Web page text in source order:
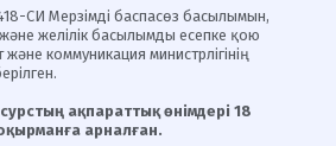
СИ Мерзімді баспасөз басылымын,
және желілік басылымды есепке қою
және коммуникация министрлігінің
ақпараттық өнімдері 18
арналған.